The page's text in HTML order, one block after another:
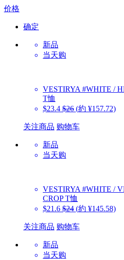
价格
确定
新品
当天购
VESTIRYA #WHITE /
T恤
$23.4 $26 (約 ¥157.72)
关注商品 购物车
新品
当天购
VESTIRYA #WHITE /
CROP T恤
$21.6 $24 (約 ¥145.58)
关注商品 购物车
新品
当天购